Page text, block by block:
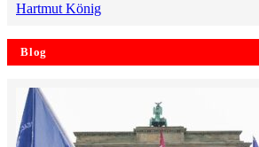
Hartmut König
Blog